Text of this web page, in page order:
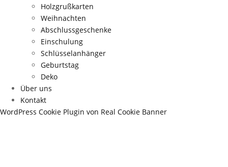
Holzgrußkarten
Weihnachten
Abschlussgeschenke
Einschulung
Schlüsselanhänger
Geburtstag
Deko
Über uns
Kontakt
WordPress Cookie Plugin von Real Cookie Banner